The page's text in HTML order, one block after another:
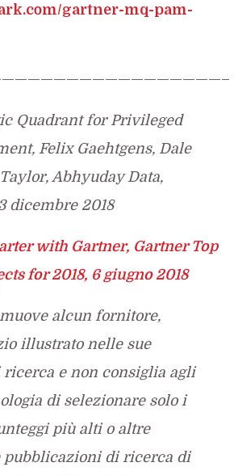
gartner-mq-pam-
Quadrant for Privileged
Felix Gaehtgens, Dale
Abhyuday Data,
dicembre 2018
with Gartner, Gartner Top
for 2018, 6 giugno 2018
alcun fornitore,
illustrato nelle sue
e non consiglia agli
di selezionare solo i
più alti o altre
pubblicazioni di ricerca di